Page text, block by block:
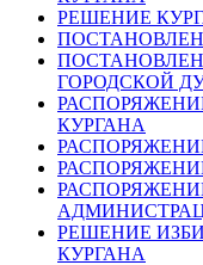
РЕШЕНИЕ
ГОРОДСКОЙ
КУРГАНА
РЕШЕНИЕ
КУРГАНА